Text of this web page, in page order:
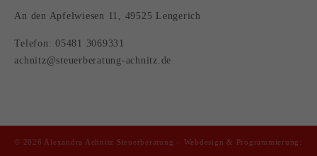
An den Apfelwiesen 11, 49525 Lengerich
Telefon: 05481 3069331
achnitz@steuerberatung-achnitz.de
© 2026 Alexandra Achnitz Steuerberatung – Webdesign & Programmierung: